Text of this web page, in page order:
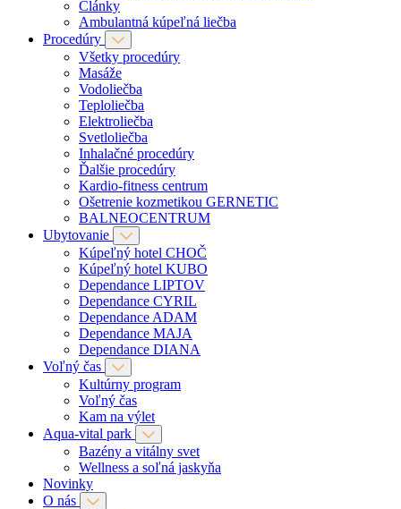
Články
Ambulantná kúpeľná liečba
Procedúry
Všetky procedúry
Masáže
Vodoliečba
Teploliečba
Elektroliečba
Svetloliečba
Inhalačné procedúry
Ďalšie procedúry
Kardio-fitness centrum
Ošetrenie kozmetikou GERNETIC
BALNEOCENTRUM
Ubytovanie
Kúpeľný hotel CHOČ
Kúpeľný hotel KUBO
Dependance LIPTOV
Dependance CYRIL
Dependance ADAM
Dependance MAJA
Dependance DIANA
Voľný čas
Kultúrny program
Voľný čas
Kam na výlet
Aqua-vital park
Bazény a vitálny svet
Wellness a soľná jaskyňa
Novinky
O nás